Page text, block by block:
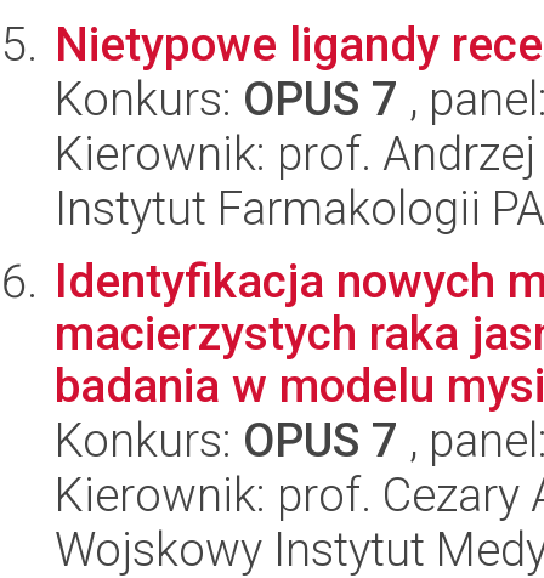
Nietypowe ligandy
Konkurs: OPUS 7 ,
Kierownik: prof.
Instytut Farmakologii
Identyfikacja nowych
macierzystych raka
badania w modelu
Konkurs: OPUS 7 ,
Kierownik: prof. Cezary
Wojskowy Instytut